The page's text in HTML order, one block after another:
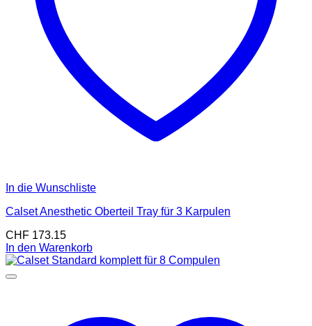
In die Wunschliste
Calset Anesthetic Oberteil Tray für 3 Karpulen
CHF 173.15
In den Warenkorb